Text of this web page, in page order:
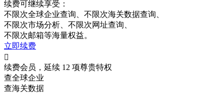
续费可继续享受：
不限次全球企业查询、 不限次海关数据查询、
不限次市场分析、 不限次网址查询、
不限次邮箱等海量权益。
立即续费

续费会员，延续 12 项尊贵特权
查全球企业
查海关数据